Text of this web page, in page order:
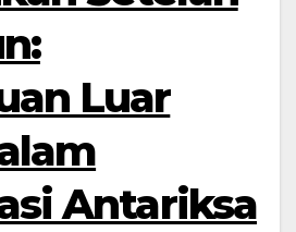
Luar
Antariksa